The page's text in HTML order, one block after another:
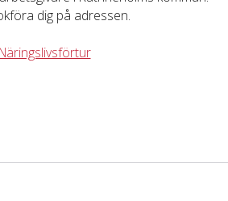
dig på adressen.
Näringslivsförtur